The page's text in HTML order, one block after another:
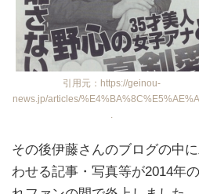
引用元：https://geinou-
news.jp/articles/
その後伊藤さんのブログの中
わせる記事・写真等が2014年